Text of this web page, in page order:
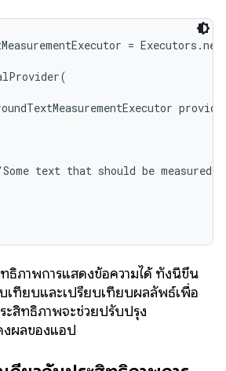
=
text that should be measured
ธิภาพการแสดงข้อความได้ ทั้งนี้ขึ้น
เทียบและเปรียบเทียบผลลัพธ์เพื่อ
ะสิทธิภาพจะช่วยปรับปรุง
งผลของแอป